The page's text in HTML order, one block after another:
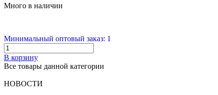
Много в наличии
Минимальный оптовый заказ: 1
В корзину
Все товары данной категории
НОВОСТИ